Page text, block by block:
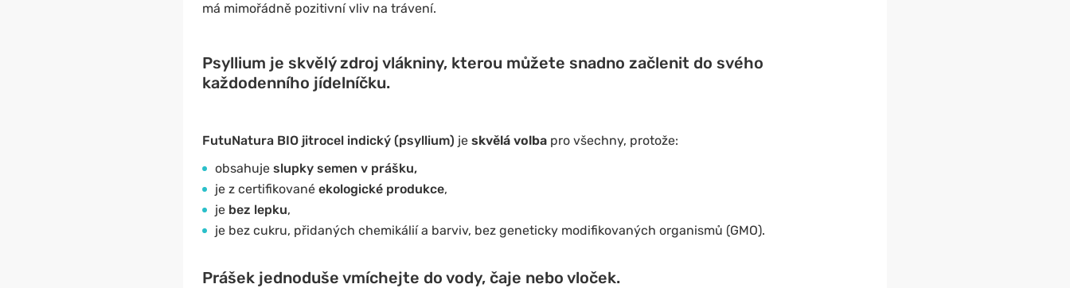
má mimořádně pozitivní vliv na trávení.
Psyllium je skvělý zdroj vlákniny, kterou můžete snadno začlenit do svého
každodenního jídelníčku.
FutuNatura BIO jitrocel indický (psyllium) je skvělá volba pro všechny, protože:
obsahuje slupky semen v prášku,
je z certifikované ekologické produkce,
je bez lepku,
je bez cukru, přidaných chemikálií a barviv, bez geneticky modifikovaných organismů (GMO).
Prášek jednoduše vmíchejte do vody, čaje nebo vloček.